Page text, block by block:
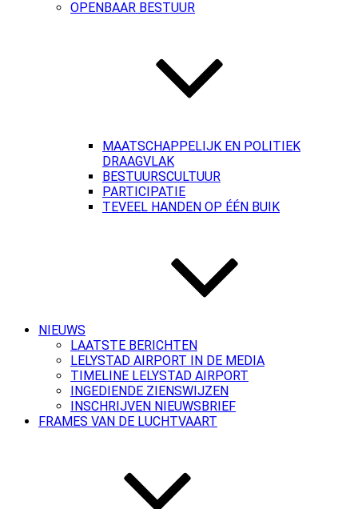
OPENBAAR BESTUUR
MAATSCHAPPELIJK EN POLITIEK
DRAAGVLAK
BESTUURSCULTUUR
PARTICIPATIE
TEVEEL HANDEN OP ÉÉN BUIK
NIEUWS
LAATSTE BERICHTEN
LELYSTAD AIRPORT IN DE MEDIA
TIMELINE LELYSTAD AIRPORT
INGEDIENDE ZIENSWIJZEN
INSCHRIJVEN NIEUWSBRIEF
FRAMES VAN DE LUCHTVAART